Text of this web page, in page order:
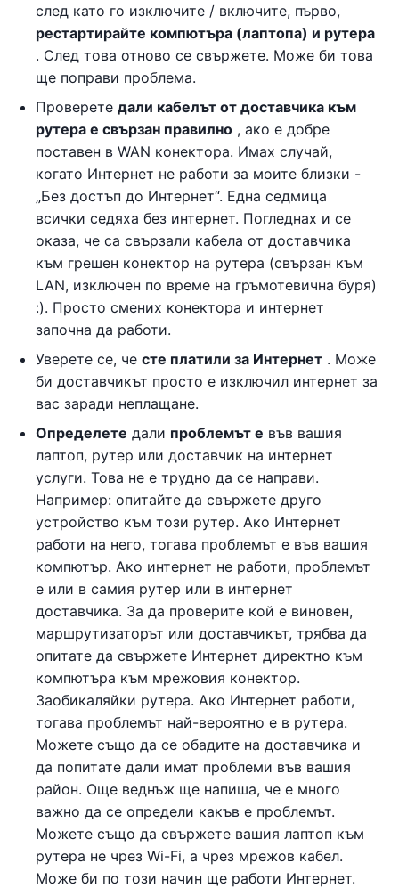
след като го изключите / включите, първо,
рестартирайте компютъра (лаптопа) и рутера
. След това отново се свържете. Може би това
ще поправи проблема.
Проверете дали кабелът от доставчика към
рутера е свързан правилно , ако е добре
поставен в WAN конектора. Имах случай,
когато Интернет не работи за моите близки -
„Без достъп до Интернет“. Една седмица
всички седяха без интернет. Погледнах и се
оказа, че са свързали кабела от доставчика
към грешен конектор на рутера (свързан към
LAN, изключен по време на гръмотевична буря)
:). Просто смених конектора и интернет
започна да работи.
Уверете се, че сте платили за Интернет . Може
би доставчикът просто е изключил интернет за
вас заради неплащане.
Определете дали проблемът е във вашия
лаптоп, рутер или доставчик на интернет
услуги. Това не е трудно да се направи.
Например: опитайте да свържете друго
устройство към този рутер. Ако Интернет
работи на него, тогава проблемът е във вашия
компютър. Ако интернет не работи, проблемът
е или в самия рутер или в интернет
доставчика. За да проверите кой е виновен,
маршрутизаторът или доставчикът, трябва да
опитате да свържете Интернет директно към
компютъра към мрежовия конектор.
Заобикаляйки рутера. Ако Интернет работи,
тогава проблемът най-вероятно е в рутера.
Можете също да се обадите на доставчика и
да попитате дали имат проблеми във вашия
район. Още веднъж ще напиша, че е много
важно да се определи какъв е проблемът.
Можете също да свържете вашия лаптоп към
рутера не чрез Wi-Fi, а чрез мрежов кабел.
Може би по този начин ще работи Интернет.